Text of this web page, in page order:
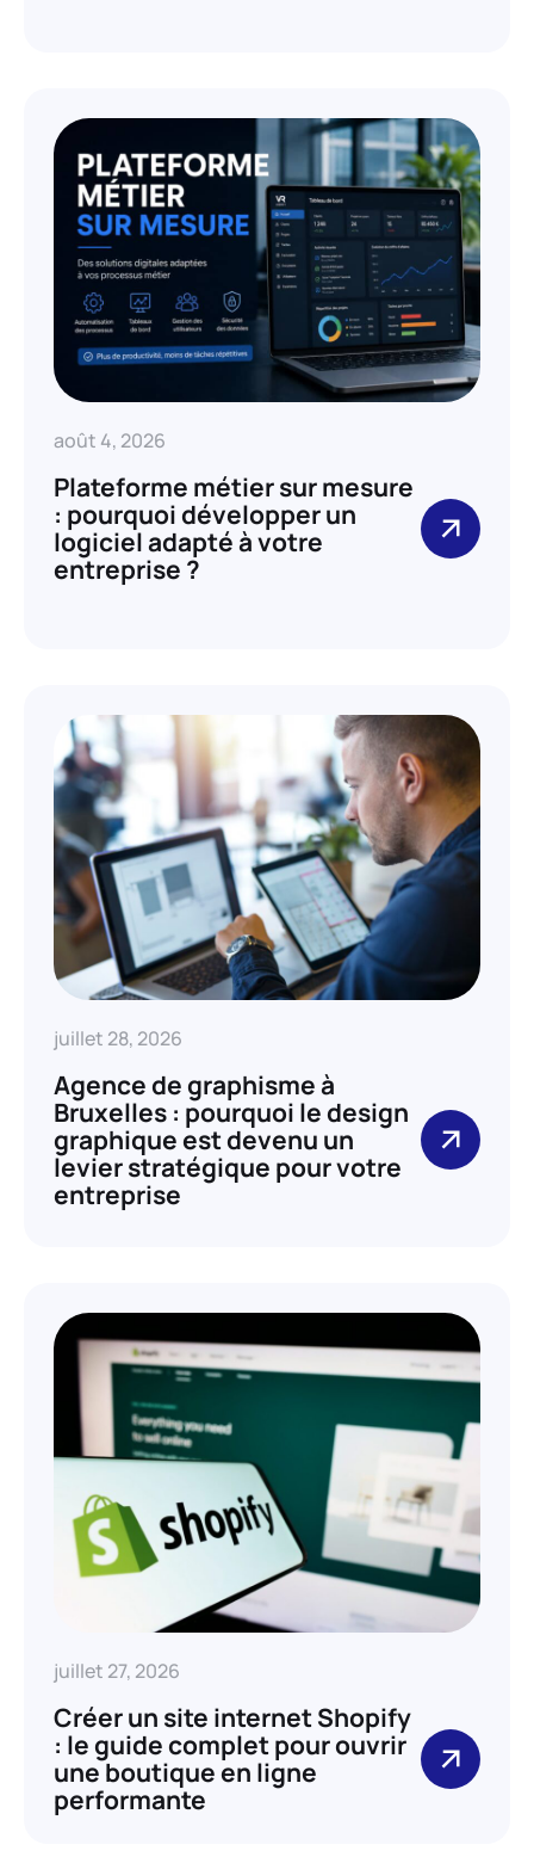
août 4, 2026
Plateforme métier sur mesure
: pourquoi développer un
logiciel adapté à votre
entreprise ?
juillet 28, 2026
Agence de graphisme à
Bruxelles : pourquoi le design
graphique est devenu un
levier stratégique pour votre
entreprise
juillet 27, 2026
Créer un site internet Shopify
: le guide complet pour ouvrir
une boutique en ligne
performante